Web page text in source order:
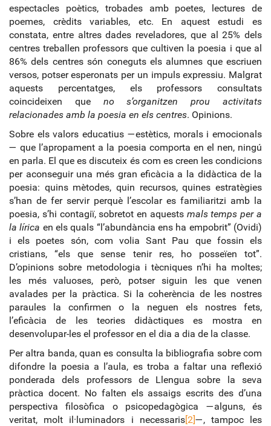
espectacles poètics, trobades amb poetes, lectures de
poemes, crèdits variables, etc. En aquest estudi es
constata, entre altres dades reveladores, que al 25% dels
centres treballen professors que cultiven la poesia i que al
86% dels centres són coneguts els alumnes que escriuen
versos, potser esperonats per un impuls expressiu. Malgrat
aquests percentatges, els professors consultats
coincideixen que no s’organitzen prou activitats
relacionades amb la poesia en els centres. Opinions.
Sobre els valors educatius —estètics, morals i emocionals
— que l’apropament a la poesia comporta en el nen, ningú
en parla. El que es discuteix és com es creen les condicions
per aconseguir una més gran eficàcia a la didàctica de la
poesia: quins mètodes, quin recursos, quines estratègies
s’han de fer servir perquè l’escolar es familiaritzi amb la
poesia, s’hi contagiï, sobretot en aquests mals temps per a
la lírica en els quals “l’abundància ens ha empobrit” (Ovidi)
i els poetes són, com volia Sant Pau que fossin els
cristians, “els que sense tenir res, ho posseïen tot”.
D’opinions sobre metodologia i tècniques n’hi ha moltes;
les més valuoses, però, potser siguin les que venen
avalades per la pràctica. Si la coherència de les nostres
paraules la confirmen o la neguen els nostres fets,
l’eficàcia de les teories didàctiques es mostra en
desenvolupar-les el professor en el dia a dia de la classe.
Per altra banda, quan es consulta la bibliografia sobre com
difondre la poesia a l’aula, es troba a faltar una reflexió
ponderada dels professors de Llengua sobre la seva
pràctica docent. No falten els assaigs escrits des d’una
perspectiva filosòfica o psicopedagògica —alguns, és
veritat, molt il·luminadors i necessaris[2]—, tampoc les